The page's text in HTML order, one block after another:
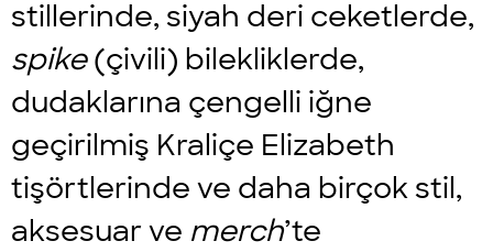
stillerinde, siyah deri ceketlerde,
spike(çivili) bilekliklerde,
dudaklarına çengelli iğne
geçirilmiş Kraliçe Elizabeth
tişörtlerinde ve daha birçok stil,
aksesuar ve merch’te